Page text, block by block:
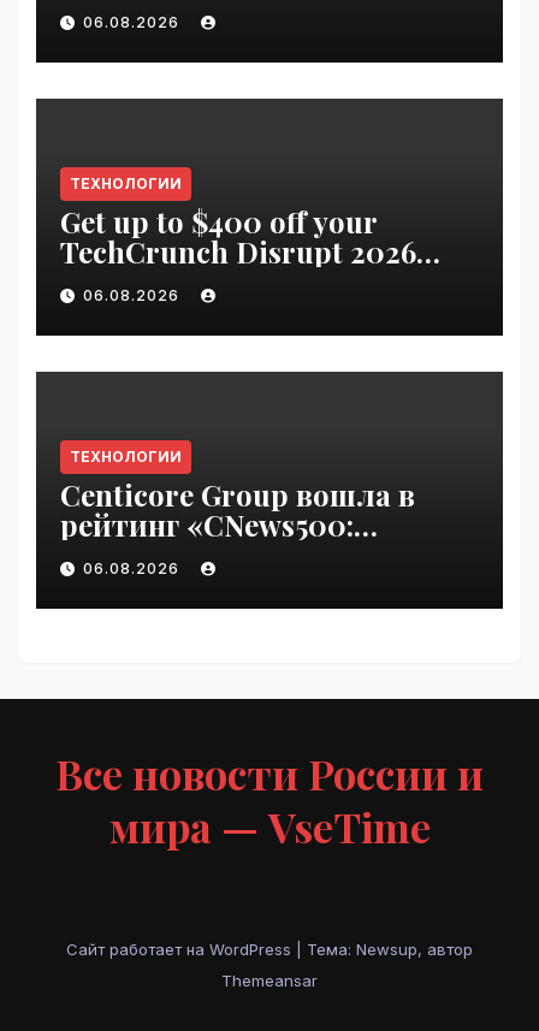
06.08.2026
ТЕХНОЛОГИИ
Get up to $400 off your
TechCrunch Disrupt 2026
pass until Friday | VseTime.ru
06.08.2026
ТЕХНОЛОГИИ
Centicore Group вошла в
рейтинг «CNews500:
Крупнейшие ИТ-компании
России» | VseTime.ru
06.08.2026
Все новости России и
мира — VseTime
Сайт работает на WordPress
Тема: Newsup, автор
Themeansar